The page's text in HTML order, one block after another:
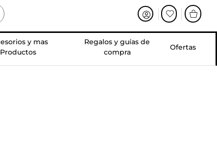
y mas
Productos
Regalos y guías de
compra
Ofertas